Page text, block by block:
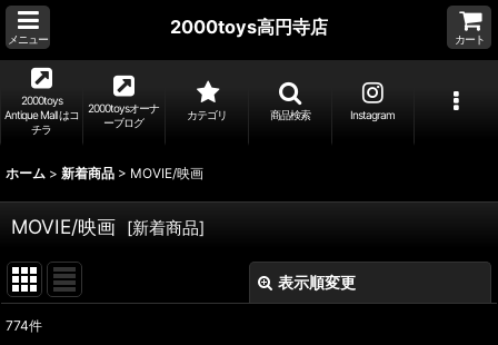
メニュー
2000toys高円寺店
カート
2000toys
Antique Mall はコ
チラ
2000toysオーナ
ーブログ
カテゴリ 商品検索 Instagram
ホーム > 新着商品 > MOVIE/映画
MOVIE/映画 [新着商品]
表示順変更
774件